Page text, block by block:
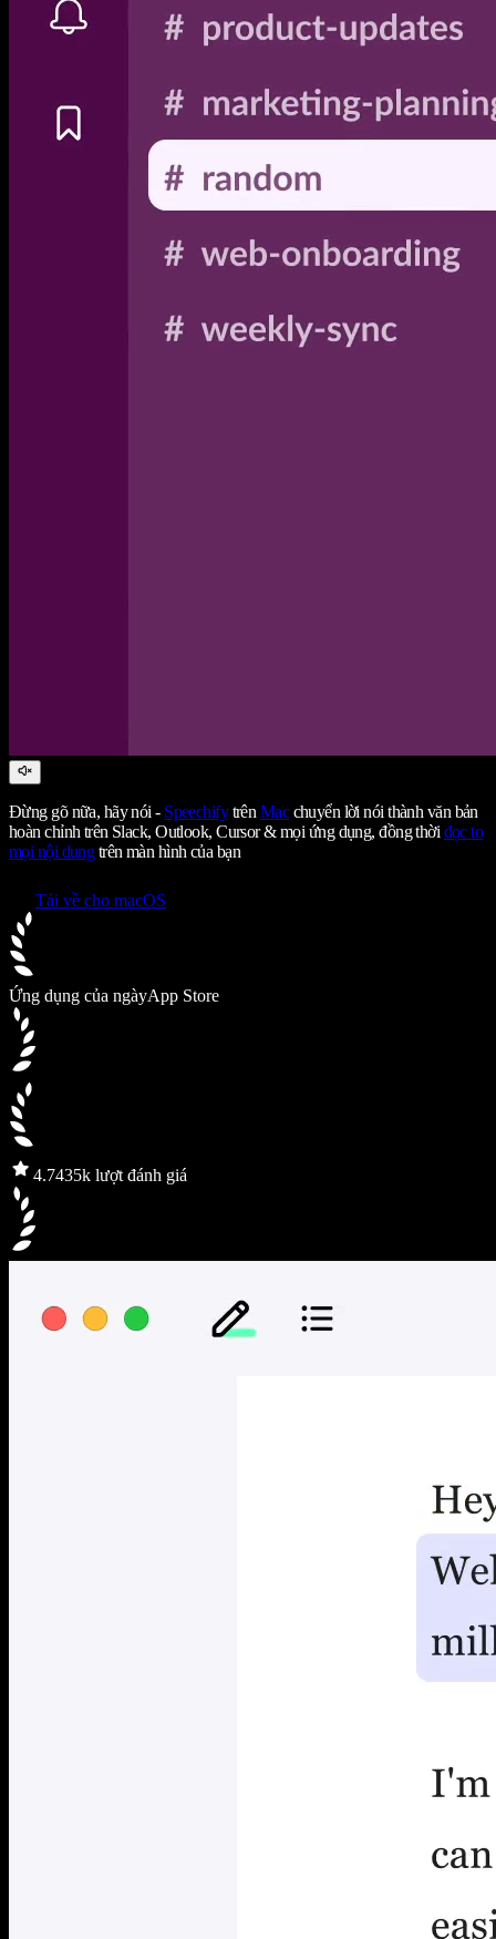
Đừng gõ nữa, hãy nói - Speechifytrên Macchuyển lời nói thành văn bản
hoàn chỉnh trên Slack, Outlook, Cursor & mọi ứng dụng, đồng thời đọc to
mọi nội dungtrên màn hình của bạn
Tải về cho macOS
Ứng dụng của ngàyApp Store
4.7435k lượt đánh giá